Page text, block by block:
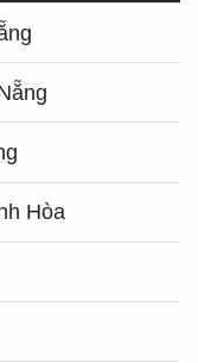
Hòa